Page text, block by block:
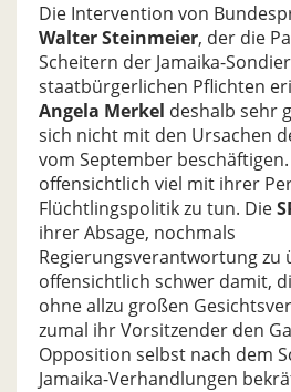
Die Intervention von
Walter Steinmeier, der die
Scheitern der Jamaika-
staatbürgerlichen Pflichten
Angela Merkel deshalb sehr
sich nicht mit den Ursachen
vom September
offensichtlich viel mit ihrer
Flüchtlingspolitik zu tun. Die
ihrer Absage, nochmals
Regierungsverantwortung zu
offensichtlich schwer damit,
ohne allzu großen
zumal ihr Vorsitzender den
Opposition selbst nach dem
Jamaika-Verhandlungen